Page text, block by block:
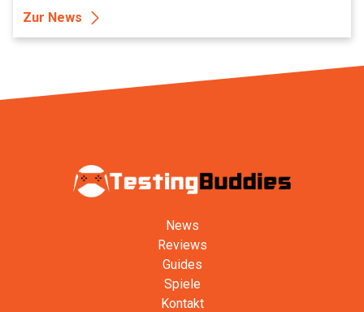
Zur News
News
Reviews
Guides
Spiele
Kontakt